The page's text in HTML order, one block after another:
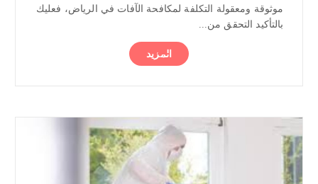
موثوقة ومعقولة التكلفة لمكافحة الآفات في الرياض، فعليك
بالتأكيد التحقق من...
المزيد